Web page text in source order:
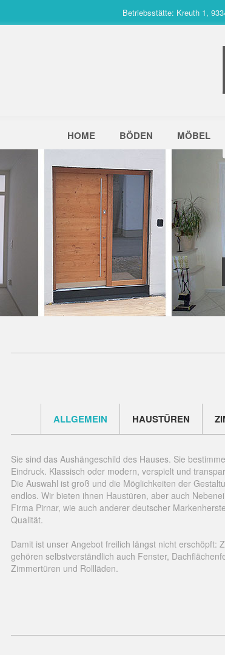
Betriebsstätte: Kreuth 1,
HOME BÖDEN MÖBEL
ALLGEMEIN HAUSTÜREN
Sie sind das Aushängeschild des Hauses. Sie
Eindruck. Klassisch oder modern, verspielt und
Die Auswahl ist groß und die Möglichkeiten der
endlos. Wir bieten ihnen Haustüren, aber auch
Firma Pirnar, wie auch anderer deutscher
Qualität.
Damit ist unser Angebot freilich längst nicht erschöpft:
gehören selbstverständlich auch Fenster,
Zimmertüren und Rollläden.